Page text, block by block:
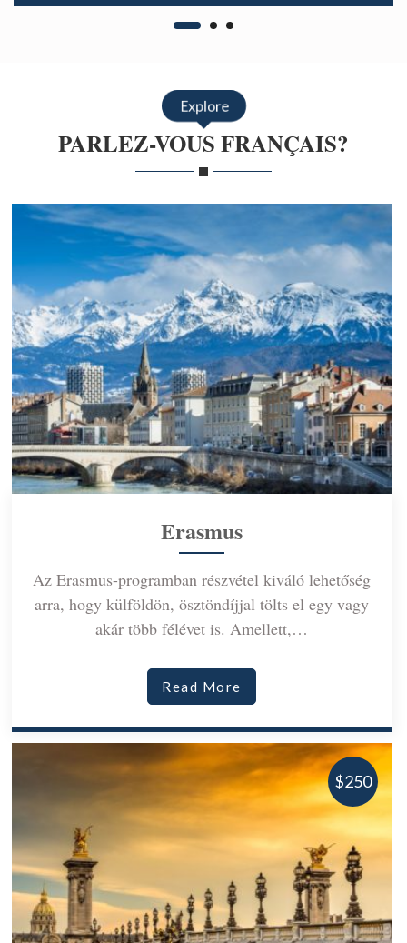
Explore
PARLEZ-VOUS FRANÇAIS?
Erasmus
Az Erasmus-programban részvétel kiváló lehetőség
arra, hogy külföldön, ösztöndíjjal tölts el egy vagy
akár több félévet is. Amellett,…
Read More
$250